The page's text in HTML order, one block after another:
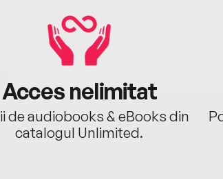
Acces nelimitat
de audiobooks & eBooks din
catalogul Unlimited.